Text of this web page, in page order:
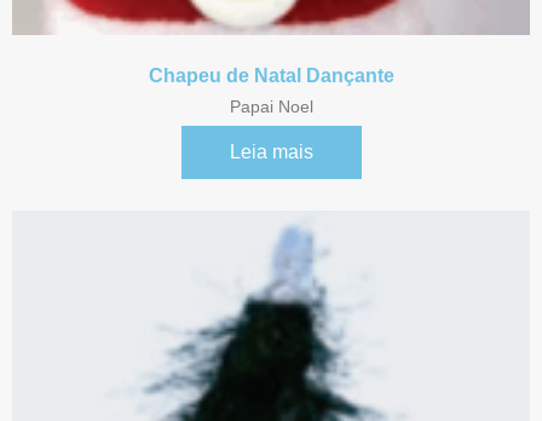
Chapeu de Natal Dançante
Papai Noel
Leia mais